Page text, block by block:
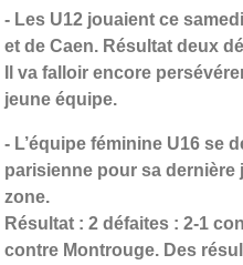
- Les U12 jouaient ce
et de Caen. Résultat deux
Il va falloir encore
jeune équipe.
- L’équipe féminine U16 se
parisienne pour sa
zone.
Résultat : 2 défaites : 2-1
contre Montrouge. Des